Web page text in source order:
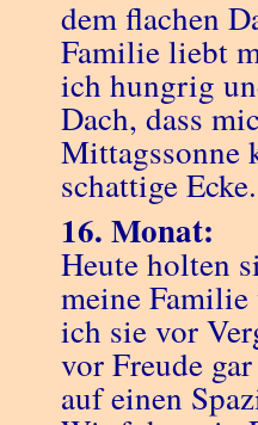
dem flachen
Familie liebt
ich hungrig
Dach, dass
Mittagssonne
schattige Ecke.
16. Monat:
Heute holten
meine
ich sie vor
vor Freude
auf einen